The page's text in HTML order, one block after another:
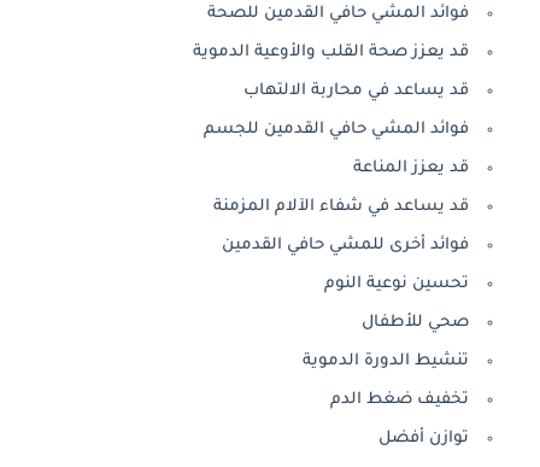
فوائد المشي حافي القدمين للصحة
قد يعزز صحة القلب والأوعية الدموية
قد يساعد في محاربة الالتهاب
فوائد المشي حافي القدمين للجسم
قد يعزز المناعة
قد يساعد في شفاء الآلام المزمنة
فوائد أخرى للمشي حافي القدمين
تحسين نوعية النوم
صحي للأطفال
تنشيط الدورة الدموية
تخفيف ضغط الدم
توازن أفضل